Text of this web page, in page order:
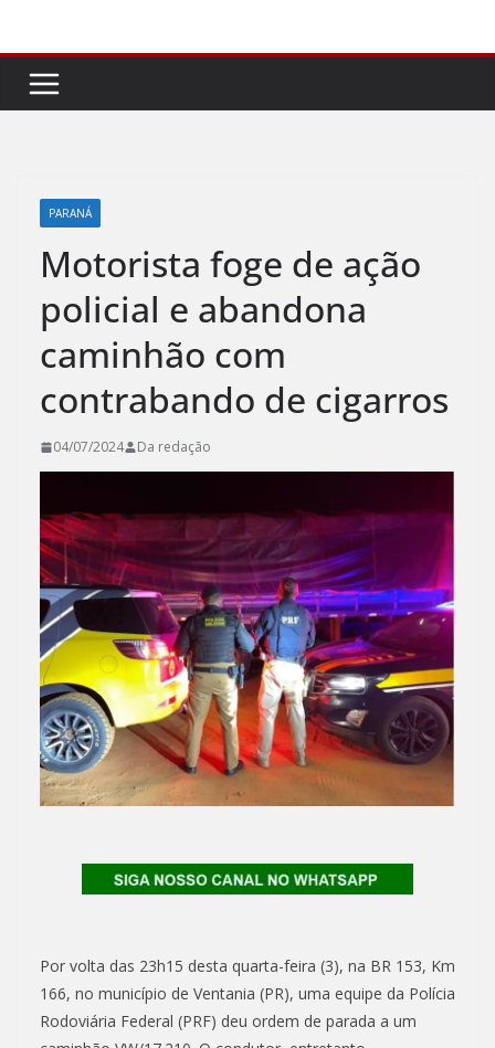
conteúdo
PARANÁ
Motorista foge de ação
policial e abandona
caminhão com
contrabando de cigarros
04/07/2024 Da redação
Por volta das 23h15 desta quarta-feira (3), na BR 153, Km
166, no município de Ventania (PR), uma equipe da Polícia
Rodoviária Federal (PRF) deu ordem de parada a um